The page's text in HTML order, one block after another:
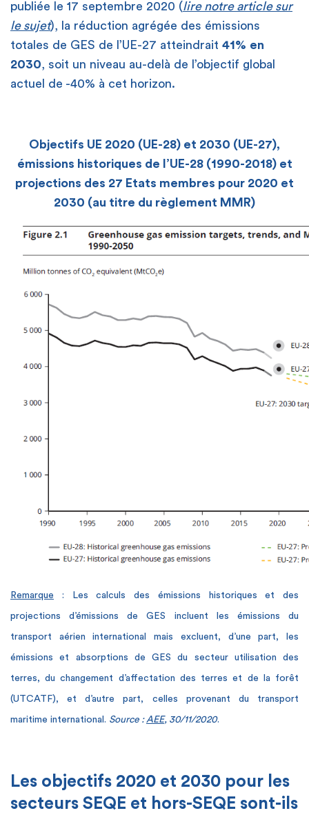
publiée le 17 septembre 2020 (lire notre article sur
le sujet), la réduction agrégée des émissions
totales de GES de l’UE-27 atteindrait 41% en
2030 , soit un niveau au-delà de l’objectif global
actuel de -40% à cet horizon.
Objectifs UE 2020 (UE-28) et 2030 (UE-27),
émissions historiques de l’UE-28 (1990-2018) et
projections des 27 Etats membres pour 2020 et
2030 (au titre du règlement MMR)
Remarque : Les calculs des émissions historiques et des
projections d’émissions de GES incluent les émissions du
transport aérien international mais excluent, d’une part, les
émissions et absorptions de GES du secteur utilisation des
terres, du changement d’affectation des terres et de la forêt
(UTCATF), et d’autre part, celles provenant du transport
maritime international. Source : AEE, 30/11/2020.
Les objectifs 2020 et 2030 pour les
secteurs SEQE et hors-SEQE sont-ils